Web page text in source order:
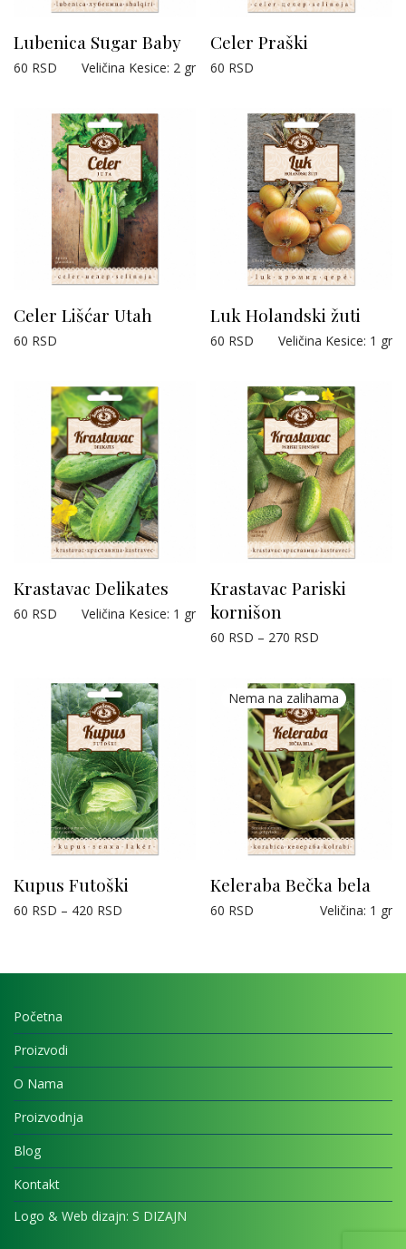
Lubenica Sugar Baby
Veličina Kesice: 2 gr
60 RSD
Celer Praški
60 RSD
Celer Lišćar Utah
60 RSD
Luk Holandski žuti
Veličina Kesice: 1 gr
60 RSD
Krastavac Delikates
Veličina Kesice: 1 gr
60 RSD
Krastavac Pariski
kornišon
60 RSD – 270 RSD
Kupus Futoški
60 RSD – 420 RSD
Keleraba Bečka bela
Veličina: 1 gr
60 RSD
Početna
Proizvodi
O Nama
Proizvodnja
Blog
Kontakt
Logo & Web dizajn: S DIZAJN